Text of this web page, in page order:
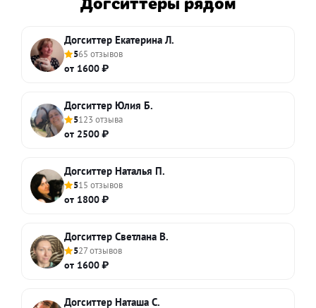
Догситтер Екатерина Л.
565 отзывов
от 1600 ₽
Догситтер Юлия Б.
5123 отзыва
от 2500 ₽
Догситтер Наталья П.
515 отзывов
от 1800 ₽
Догситтер Светлана В.
527 отзывов
от 1600 ₽
Догситтер Наташа С.